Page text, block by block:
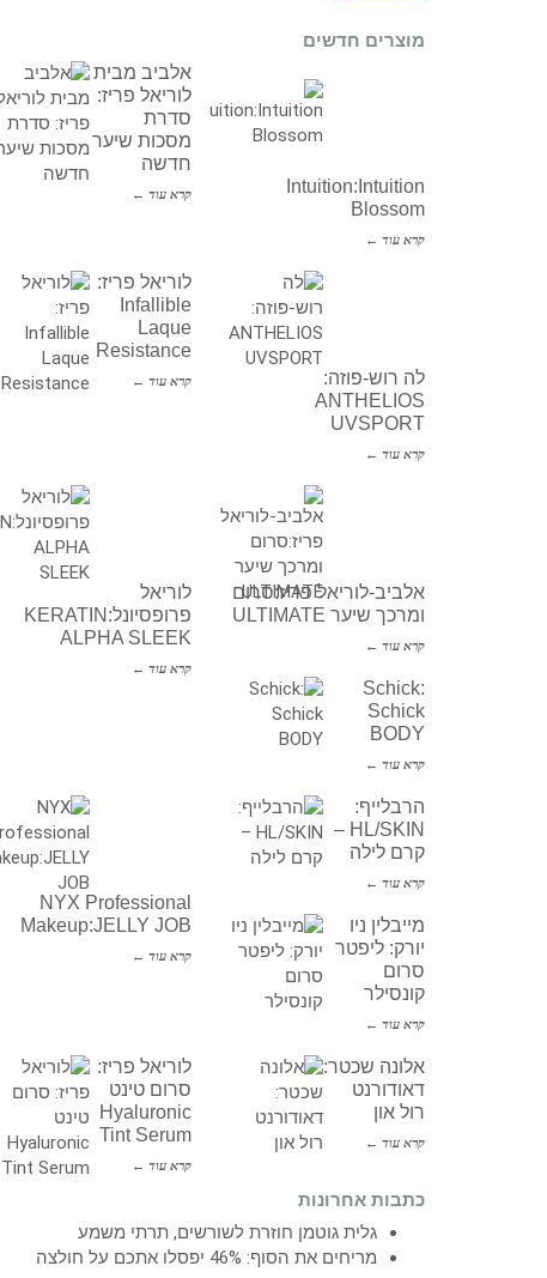
מוצרים חדשים
אלביב מבית
לוריאל פריז:
סדרת
מסכות שיער
חדשה
קרא עוד ←
Intuition:Intuition
Blossom
קרא עוד ←
לוריאל פריז:
Infallible
Laque
Resistance
קרא עוד ←
לה רוש-פוזה:
ANTHELIOS
UVSPORT
קרא עוד ←
לוריאל
פרופסיונל:KERATIN
ALPHA SLEEK
קרא עוד ←
אלביב-לוריאל פריז:סרום
ומרכך שיער ULTIMATE
קרא עוד ←
Schick:
Schick
BODY
קרא עוד ←
NYX Professional
Makeup:JELLY JOB
קרא עוד ←
הרבלייף:
HL/SKIN –
קרם לילה
קרא עוד ←
מייבלין ניו
יורק: ליפטר
סרום
קונסילר
קרא עוד ←
לוריאל פריז:
סרום טינט
Hyaluronic
Tint Serum
קרא עוד ←
אלונה שכטר:
דאודורנט
רול און
קרא עוד ←
כתבות אחרונות
גלית גוטמן חוזרת לשורשים, תרתי משמע
מריחים את הסוף: 46% יפסלו אתכם על חולצה